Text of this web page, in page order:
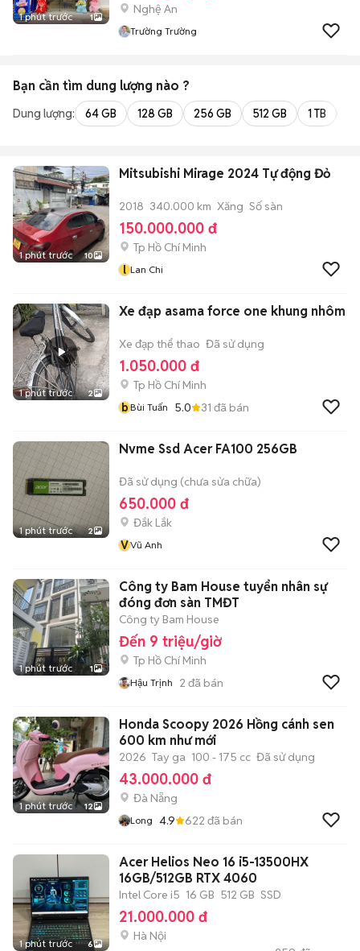
1 phút trước 1
Nghệ An
Trường Trường
Bạn cần tìm dung lượng nào ?
Dung lượng: 64 GB 128 GB 256 GB 512 GB 1 TB
1 phút trước 10
Mitsubishi Mirage 2024 Tự động Đỏ
2018 340.000 km Xăng Số sàn
150.000.000 đ
Tp Hồ Chí Minh
l Lan Chi
1 phút trước 2
Xe đạp asama force one khung nhôm
Xe đạp thể thao Đã sử dụng
1.050.000 đ
Tp Hồ Chí Minh
bBùi Tuấn 5.0 31 đã bán
1 phút trước 2
Nvme Ssd Acer FA100 256GB
Đã sử dụng (chưa sửa chữa)
650.000 đ
Đắk Lắk
VVũ Anh
1 phút trước 1
Công ty Bam House tuyển nhân sự
đóng đơn sàn TMĐT
Công ty Bam House
Đến 9 triệu/giờ
Tp Hồ Chí Minh
Hậu Trịnh 2 đã bán
1 phút trước 12
Honda Scoopy 2026 Hồng cánh sen
600 km như mới
2026 Tay ga 100 - 175 cc Đã sử dụng
43.000.000 đ
Đà Nẵng
Long 4.9 622 đã bán
1 phút trước 6
Acer Helios Neo 16 i5-13500HX
16GB/512GB RTX 4060
Intel Core i5 16 GB 512 GB SSD
21.000.000 đ
Hà Nội